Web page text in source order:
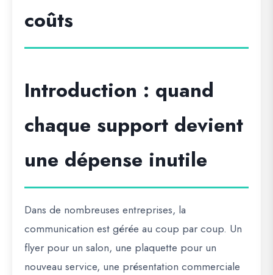
coûts
Introduction : quand
chaque support devient
une dépense inutile
Dans de nombreuses entreprises, la
communication est gérée au coup par coup. Un
flyer pour un salon, une plaquette pour un
nouveau service, une présentation commerciale